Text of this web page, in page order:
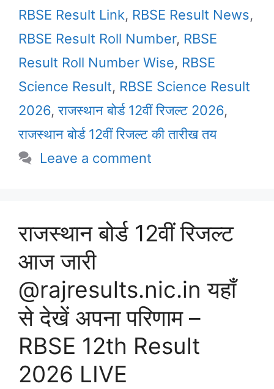
RBSE Result Link, RBSE Result News,
RBSE Result Roll Number, RBSE
Result Roll Number Wise, RBSE
Science Result, RBSE Science Result
2026,राजस्थान बोर्ड 12वीं रिजल्ट 2026,
राजस्थान बोर्ड 12वीं रिजल्ट की तारीख तय
Leave a comment
राजस्थान बोर्ड 12वीं रिजल्ट
आज जारी
@rajresults.nic.in यहाँ
से देखें अपना परिणाम –
RBSE 12th Result
2026 LIVE